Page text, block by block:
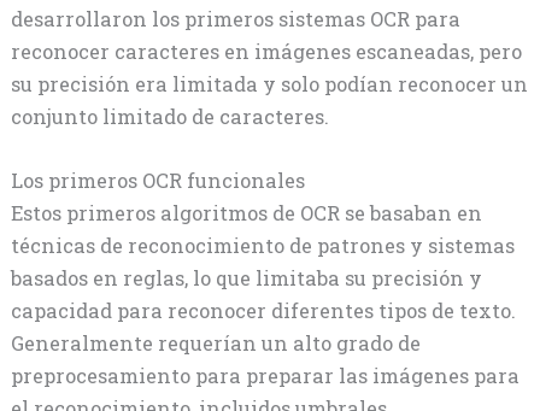
desarrollaron los primeros sistemas OCR para
reconocer caracteres en imágenes escaneadas, pero
su precisión era limitada y solo podían reconocer un
conjunto limitado de caracteres.
Los primeros OCR funcionales
Estos primeros algoritmos de OCR se basaban en
técnicas de reconocimiento de patrones y sistemas
basados en reglas, lo que limitaba su precisión y
capacidad para reconocer diferentes tipos de texto.
Generalmente requerían un alto grado de
preprocesamiento para preparar las imágenes para